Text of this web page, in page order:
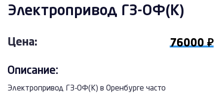
Электропривод ГЗ-ОФ(К)
Цена: 76000 ₽
Описание:
Электропривод ГЗ-ОФ(К) в Оренбурге часто